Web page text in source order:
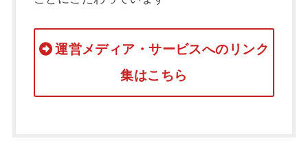
運営メディア・サービスへのリンク
集はこちら